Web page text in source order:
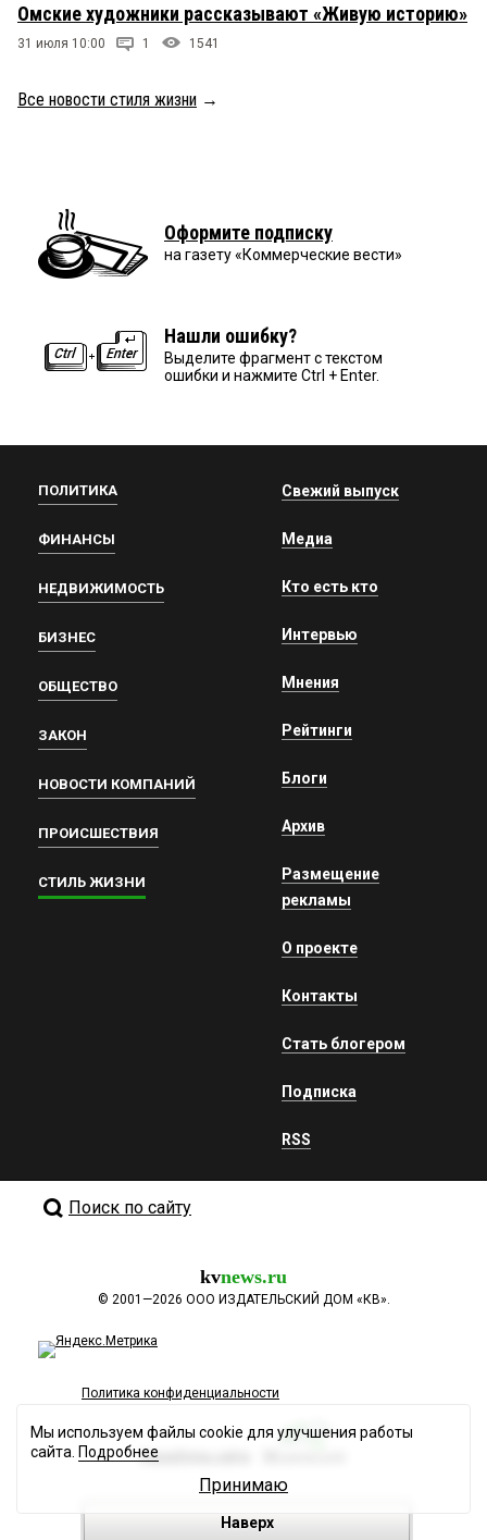
Омские художники рассказывают «Живую историю»
31 июля 10:00 1 1541
Все новости стиля жизни →
Оформите подписку
на газету «Коммерческие вести»
Нашли ошибку?
Выделите фрагмент с текстом
ошибки и нажмите Ctrl + Enter.
ПОЛИТИКА
ФИНАНСЫ
НЕДВИЖИМОСТЬ
БИЗНЕС
ОБЩЕСТВО
ЗАКОН
НОВОСТИ КОМПАНИЙ
ПРОИСШЕСТВИЯ
СТИЛЬ ЖИЗНИ
Свежий выпуск
Медиа
Кто есть кто
Интервью
Мнения
Рейтинги
Блоги
Архив
Размещение
рекламы
О проекте
Контакты
Стать блогером
Подписка
RSS
Поиск по сайту
kvnews.ru
© 2001—2026 ООО ИЗДАТЕЛЬСКИЙ ДОМ «КВ».
Политика конфиденциальности
Разработка сайта
Наверх
Мы используем файлы cookie для улучшения работы
сайта. Подробнее
Принимаю